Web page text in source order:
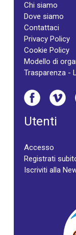
Chi siamo
Dove siamo
Contattaci
Privacy Policy
Cookie Policy
Modello di
Trasparenza -
Utenti
Accesso
Registrati
Iscriviti alla